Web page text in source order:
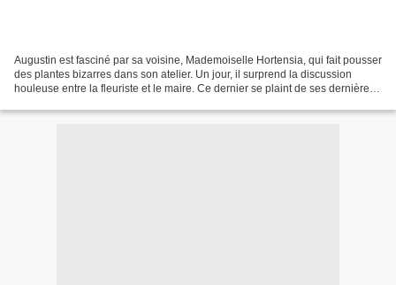
Augustin est fasciné par sa voisine, Mademoiselle Hortensia, qui fait pousser
des plantes bizarres dans son atelier. Un jour, il surprend la discussion
houleuse entre la fleuriste et le maire. Ce dernier se plaint de ses dernières